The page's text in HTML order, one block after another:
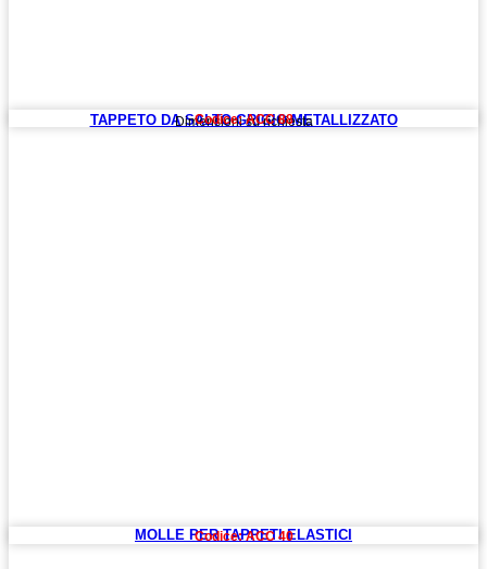
TAPPETO DA SALTO GRIGIO METALLIZZATO
Dimensioni su richiesta
Codice: ACC 88
MOLLE PER TAPPETI ELASTICI
Codice: ACC 40